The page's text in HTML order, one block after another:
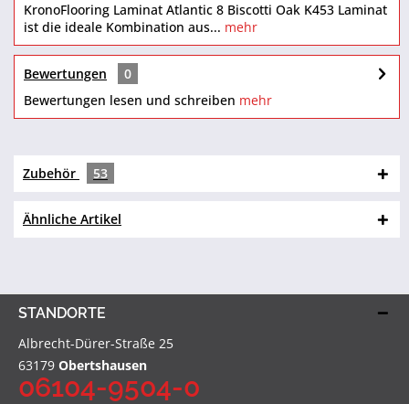
KronoFlooring Laminat Atlantic 8 Biscotti Oak K453 Laminat
ist die ideale Kombination aus... mehr
Bewertungen
0
Bewertungen lesen und schreiben mehr
Zubehör 53
Ähnliche Artikel
STANDORTE
Albrecht-Dürer-Straße 25
63179 Obertshausen
06104-9504-0